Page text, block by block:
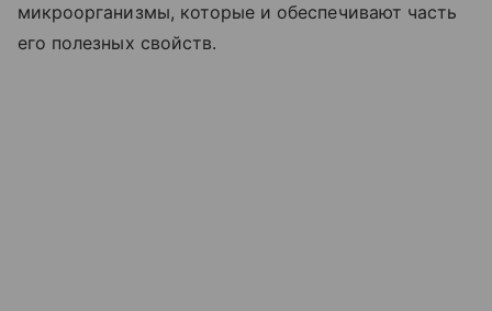
микроорганизмы, которые и обеспечивают часть
его полезных свойств.